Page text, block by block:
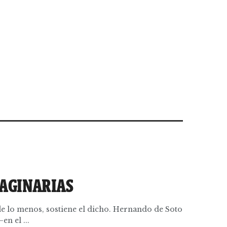
lo menos, sostiene el dicho. Hernando de Soto
el ...